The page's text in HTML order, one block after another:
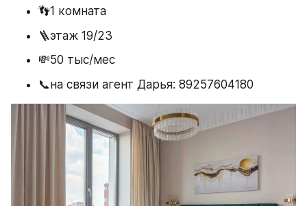
👣1 комната
🪜этаж 19/23
💸50 тыс/мес
📞на связи агент Дарья: 89257604180